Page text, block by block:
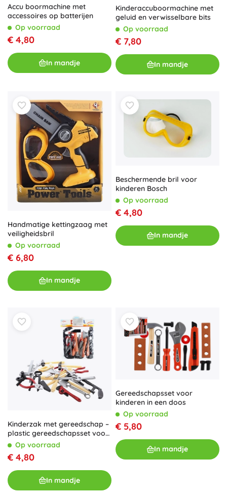
Accu boormachine met
accessoires op batterijen
Op voorraad
€ 4,80
In mandje
Kinderaccuboormachine met
geluid en verwisselbare bits
Op voorraad
€ 7,80
In mandje
Handmatige kettingzaag met
veiligheidsbril
Op voorraad
€ 6,80
In mandje
Beschermende bril voor
kinderen Bosch
Op voorraad
€ 4,80
In mandje
Kinderzak met gereedschap –
plastic gereedschapsset voor
kleine klussers
Op voorraad
€ 4,80
In mandje
Gereedschapsset voor
kinderen in een doos
Op voorraad
€ 5,80
In mandje